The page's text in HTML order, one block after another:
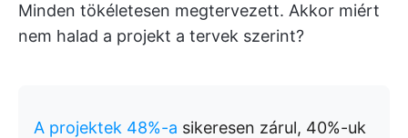
Minden tökéletesen megtervezett. Akkor miért
nem halad a projekt a tervek szerint?
A projektek 48%-a sikeresen zárul, 40%-uk